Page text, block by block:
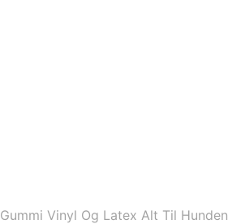
Vinyl Og Latex Alt Til Hunden